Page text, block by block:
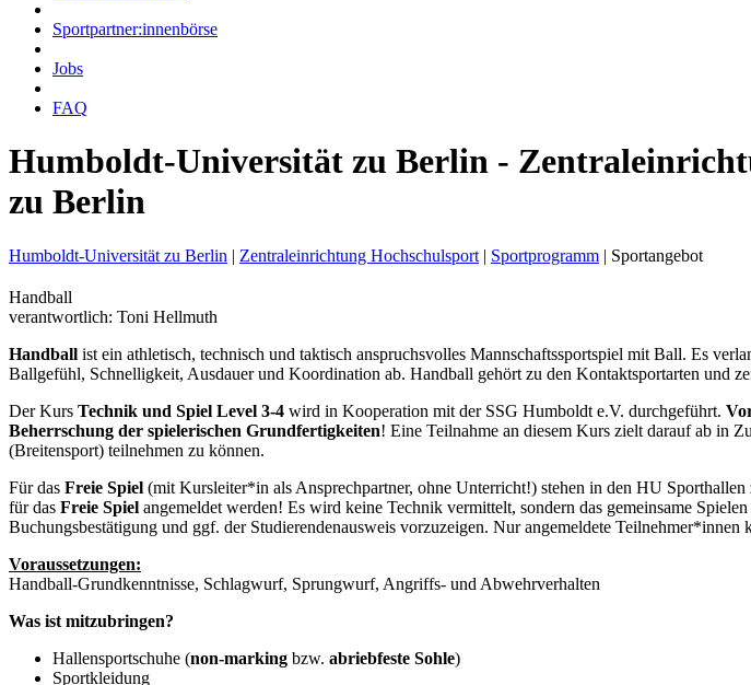
Sportpartner:innenbörse
Jobs
FAQ
Humboldt-Universität zu Berlin -
zu Berlin
Humboldt-Universität zu Berlin | Zentraleinrichtung Hochschulsport | Sportprogramm | Sportangebot
Handball
verantwortlich: Toni Hellmuth
Handball ist ein athletisch, technisch und taktisch anspruchsvolles Mannschaftssportspiel mit Ball. Es
Ballgefühl, Schnelligkeit, Ausdauer und Koordination ab. Handball gehört zu den Kontaktsportarten und
Der Kurs Technik und Spiel Level 3-4 wird in Kooperation mit der SSG Humboldt e.V. durchgeführt.
Beherrschung der spielerischen Grundfertigkeiten! Eine Teilnahme an diesem Kurs zielt darauf ab in
(Breitensport) teilnehmen zu können.
Für das Freie Spiel (mit Kursleiter*in als Ansprechpartner, ohne Unterricht!) stehen in den HU
für das Freie Spiel angemeldet werden! Es wird keine Technik vermittelt, sondern das gemeinsame
Buchungsbestätigung und ggf. der Studierendenausweis vorzuzeigen. Nur angemeldete Teilnehmer*innen
Voraussetzungen:
Handball-Grundkenntnisse, Schlagwurf, Sprungwurf, Angriffs- und Abwehrverhalten
Was ist mitzubringen?
Hallensportschuhe (non-marking bzw. abriebfeste Sohle)
Sportkleidung